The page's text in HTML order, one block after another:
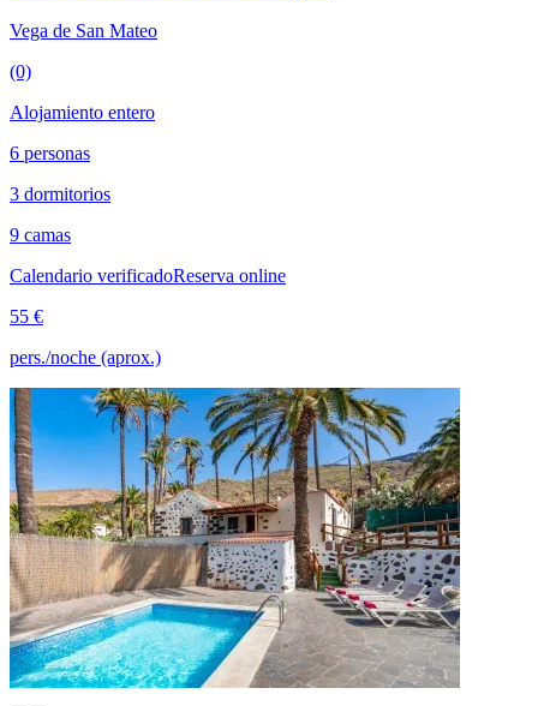
Vega de San Mateo
(0)
Alojamiento entero
6 personas
3 dormitorios
9 camas
Calendario verificadoReserva online
55 €
pers./noche (aprox.)